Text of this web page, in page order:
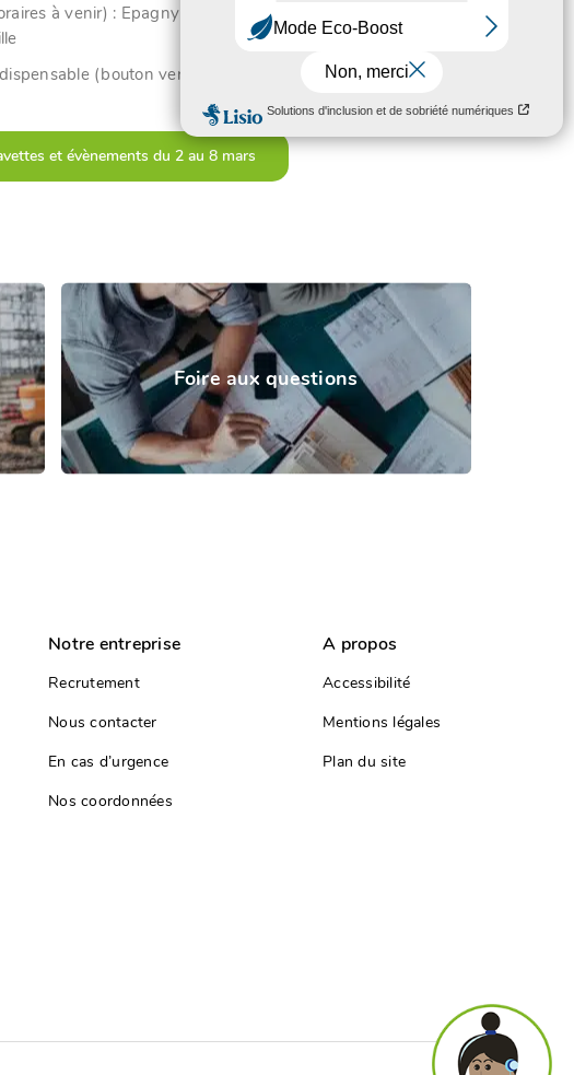
à venir) : Epagny Metz-Tessy → Publier / Ville-la-
(bouton vert ci-dessous)
et évènements du 2 au 8 mars
Foire aux questions
Notre entreprise
Recrutement
Nous contacter
En cas d’urgence
Nos coordonnées
A propos
Accessibilité
Mentions légales
Plan du site